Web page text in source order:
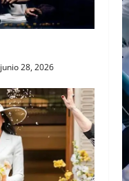
junio 28, 2026